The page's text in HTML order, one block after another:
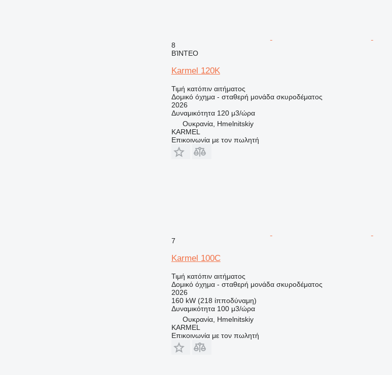
8
ΒΊΝΤΕΟ
Karmel 120K
Τιμή κατόπιν αιτήματος
Δομικό όχημα - σταθερή μονάδα σκυροδέματος
2026
Δυναμικότητα 120 μ3/ώρα
Ουκρανία, Hmelnitskiy
KARMEL
Επικοινωνία με τον πωλητή
7
Karmel 100C
Τιμή κατόπιν αιτήματος
Δομικό όχημα - σταθερή μονάδα σκυροδέματος
2026
160 kW (218 ίπποδύναμη)
Δυναμικότητα 100 μ3/ώρα
Ουκρανία, Hmelnitskiy
KARMEL
Επικοινωνία με τον πωλητή